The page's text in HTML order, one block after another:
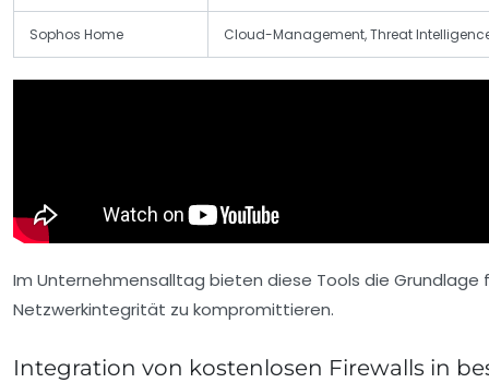
Sophos Home Cloud-Management, Threat
Im Unternehmensalltag bieten diese Tools die
Netzwerkintegrität zu kompromittieren.
Integration von kostenlosen Firewalls in